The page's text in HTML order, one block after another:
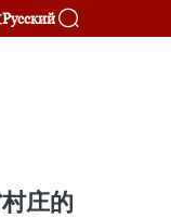
Русский
庄的